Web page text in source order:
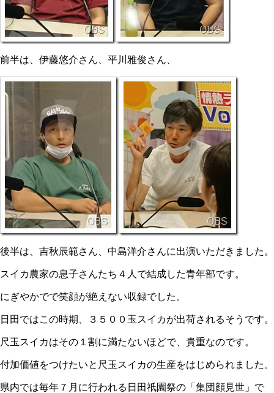
前半は、伊藤悠介さん、平川雅俊さん、
後半は、吉秋辰範さん、中島洋介さんに出演いただきました。
スイカ農家の息子さんたち４人で結成した青年部です。
にぎやかでで笑顔が絶えない収録でした。
日田ではこの時期、３５００玉スイカが出荷されるそうです。
尺玉スイカはその１割に満たないほどで、貴重なのです。
付加価値をつけたいと尺玉スイカの生産をはじめられました。
県内では毎年７月に行われる日田祇園祭の「集団顔見世」で